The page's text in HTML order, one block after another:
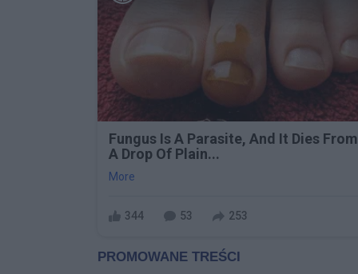
Fungus Is A Parasite, And It Dies From
A Drop Of Plain...
More
344 53 253